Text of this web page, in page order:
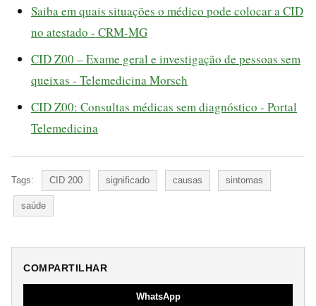
Saiba em quais situações o médico pode colocar a CID
no atestado - CRM-MG
CID Z00 – Exame geral e investigação de pessoas sem
queixas - Telemedicina Morsch
CID Z00: Consultas médicas sem diagnóstico - Portal
Telemedicina
Tags: CID 200 significado causas sintomas
saúde
COMPARTILHAR
WhatsApp